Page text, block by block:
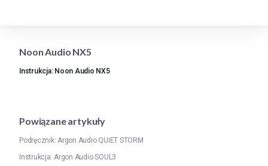
Noon Audio NX5
Instrukcja: Noon Audio NX5
Powiązane artykuły
Podręcznik: Argon Audio QUIET STORM
Instrukcja: Argon Audio SOUL3